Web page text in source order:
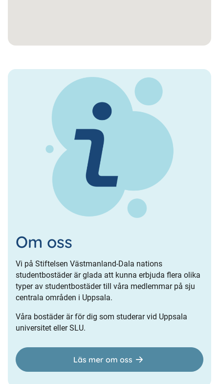
Om oss
Vi på Stiftelsen Västmanland-Dala nations
studentbostäder är glada att kunna erbjuda flera olika
typer av studentbostäder till våra medlemmar på sju
centrala områden i Uppsala.
Våra bostäder är för dig som studerar vid Uppsala
universitet eller SLU.
Läs mer om oss